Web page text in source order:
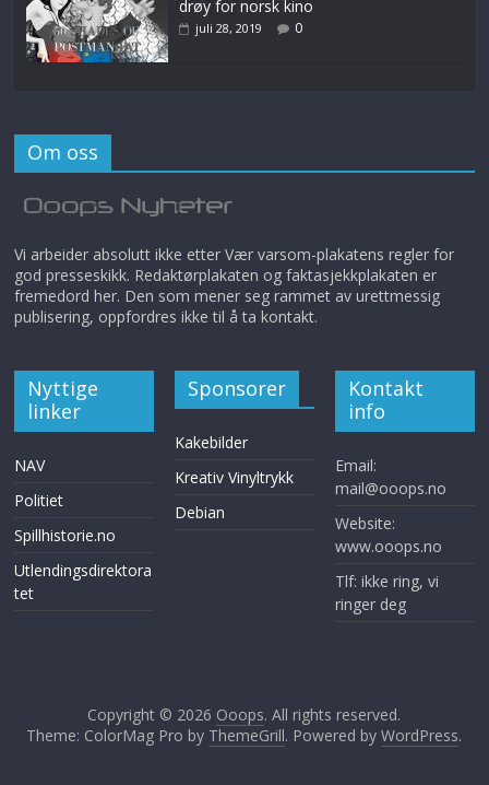
drøy for norsk kino
juli 28, 2019 0
Om oss
Vi arbeider absolutt ikke etter Vær varsom-plakatens regler for
god presseskikk. Redaktørplakaten og faktasjekkplakaten er
fremedord her. Den som mener seg rammet av urettmessig
publisering, oppfordres ikke til å ta kontakt.
Nyttige
linker
NAV
Politiet
Spillhistorie.no
Utlendingsdirektora
tet
Sponsorer
Kakebilder
Kreativ Vinyltrykk
Debian
Kontakt
info
Email:
mail@ooops.no
Website:
www.ooops.no
Tlf: ikke ring, vi
ringer deg
Copyright © 2026 Ooops. All rights reserved.
Theme: ColorMag Pro by ThemeGrill. Powered byWordPress.